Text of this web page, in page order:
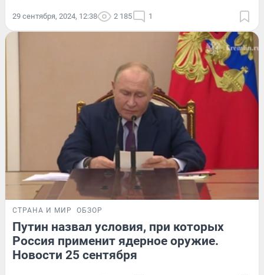
29 сентября, 2024, 12:38 2 185 1
СТРАНА И МИР ОБЗОР
Путин назвал условия, при которых
Россия применит ядерное оружие.
Новости 25 сентября